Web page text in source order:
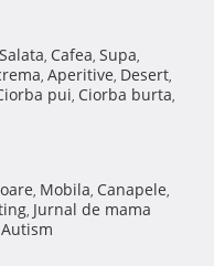
Salata, Cafea, Supa,
, Aperitive, Desert,
pui, Ciorba burta,
, Mobila, Canapele,
, Jurnal de mama
Autism